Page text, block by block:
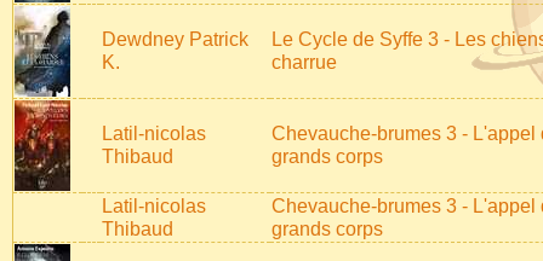
Dewdney Patrick
K.
Le Cycle de Syffe 3 - Les
charrue
Latil-nicolas
Thibaud
Chevauche-brumes 3 - L'appel
grands corps
Latil-nicolas
Thibaud
Chevauche-brumes 3 - L'appel
grands corps